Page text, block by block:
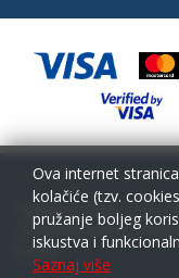
Copyright (c) 2001 - 2026,
sav materijal na ovim
koristiti
Ova internet
kolačiće (tzv.
pružanje boljeg
iskustva i
Saznaj više